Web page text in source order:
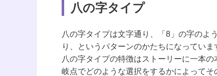
八の字タイプ
八の字タイプは文字通り、「8」の字のよ
り、というパターンのかたちになっていま
八の字タイプの特徴はストーリーに一本
岐点でどのような選択をするかによって